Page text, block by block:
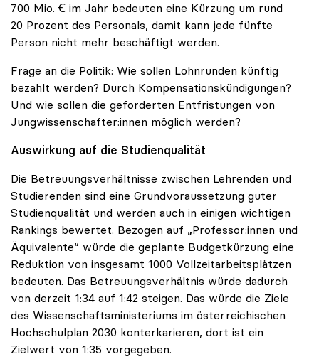
700 Mio. Ꞓ im Jahr bedeuten eine Kürzung um rund
20 Prozent des Personals, damit kann jede fünfte
Person nicht mehr beschäftigt werden.
Frage an die Politik: Wie sollen Lohnrunden künftig
bezahlt werden? Durch Kompensationskündigungen?
Und wie sollen die geforderten Entfristungen von
Jungwissenschafter:innen möglich werden?
Auswirkung auf die Studienqualität
Die Betreuungsverhältnisse zwischen Lehrenden und
Studierenden sind eine Grundvoraussetzung guter
Studienqualität und werden auch in einigen wichtigen
Rankings bewertet. Bezogen auf „Professor:innen und
Äquivalente“ würde die geplante Budgetkürzung eine
Reduktion von insgesamt 1000 Vollzeitarbeitsplätzen
bedeuten. Das Betreuungsverhältnis würde dadurch
von derzeit 1:34 auf 1:42 steigen. Das würde die Ziele
des Wissenschaftsministeriums im österreichischen
Hochschulplan 2030 konterkarieren, dort ist ein
Zielwert von 1:35 vorgegeben.